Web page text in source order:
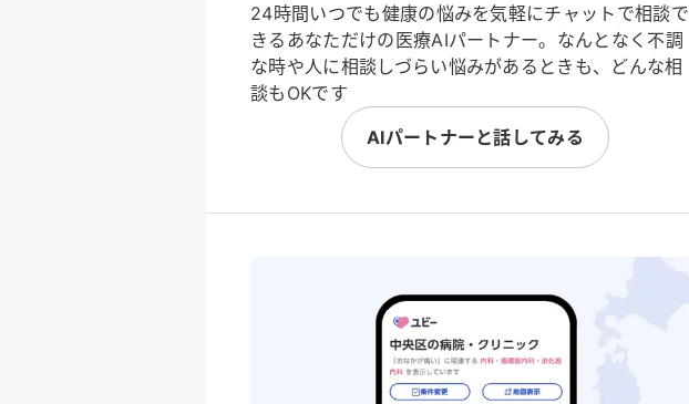
24時間いつでも健康の悩みを気軽にチャットで相談で
きるあなただけの医療AIパートナー。なんとなく不調
な時や人に相談しづらい悩みがあるときも、どんな相
談もOKです
AIパートナーと話してみる